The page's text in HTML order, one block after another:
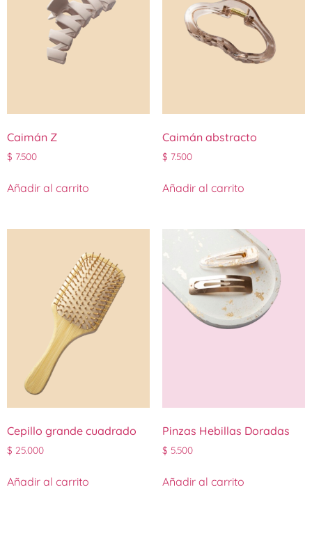
Caimán Z
$ 7.500
Añadir al carrito
Caimán abstracto
$ 7.500
Añadir al carrito
Cepillo grande cuadrado
$ 25.000
Añadir al carrito
Pinzas Hebillas Doradas
$ 5.500
Añadir al carrito